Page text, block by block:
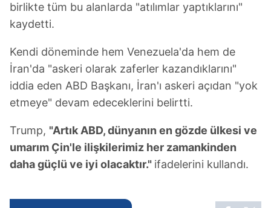
birlikte tüm bu alanlarda "atılımlar yaptıklarını"
kaydetti.
Kendi döneminde hem Venezuela'da hem de
İran'da "askeri olarak zaferler kazandıklarını"
iddia eden ABD Başkanı, İran'ı askeri açıdan "yok
etmeye" devam edeceklerini belirtti.
Trump, "Artık ABD, dünyanın en gözde ülkesi ve
umarım Çin'le ilişkilerimiz her zamankinden
daha güçlü ve iyi olacaktır." ifadelerini kullandı.